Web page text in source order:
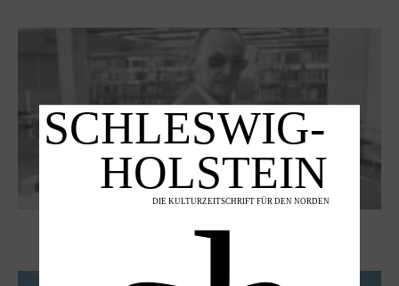
Boy Lornsen zum 30. Todestag. Von